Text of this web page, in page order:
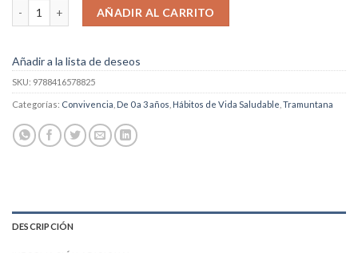
AÑADIR AL CARRITO
Añadir a la lista de deseos
SKU: 9788416578825
Categorías: Convivencia De 0 a 3 años Hábitos de Vida Saludable Tramuntana
DESCRIPCIÓN